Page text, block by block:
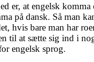
er, at engelsk komma
på dansk. Så man
hvis bare man har
til at sætte sig ind i
engelsk sprog.